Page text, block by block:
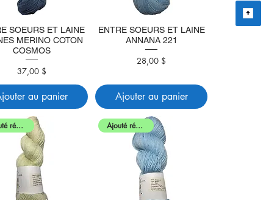
SOEURS ET LAINE
MERINO COTON
COSMOS
Prix
37,00 $
au panier
ENTRE SOEURS ET LAINE
ANNANA 221
Prix
28,00 $
Ajouter au panier
Ajouté récemment Ajouté récemment